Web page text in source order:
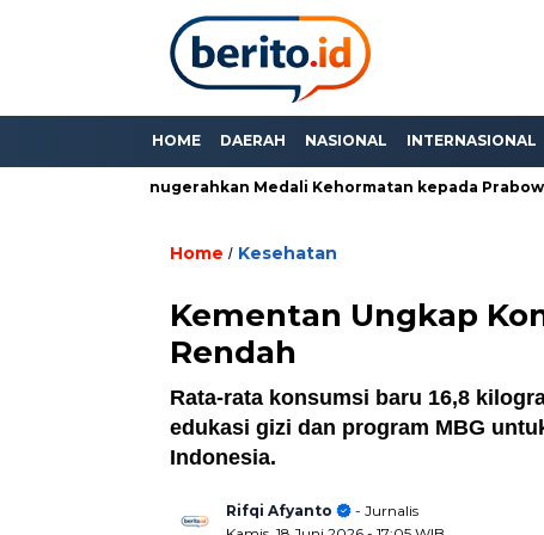
HOME DAERAH NASIONAL INTERNASIONAL
Anugerahkan Medali Kehormatan kepada Prabowo
Home / Kesehatan
Kementan Ungkap
Rendah
Rata-rata konsumsi baru 16,8
edukasi gizi dan program MBG
Indonesia.
Rifqi Afyanto
- Jurnalis